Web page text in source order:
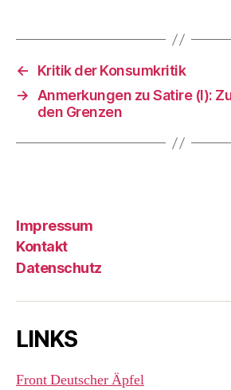
←
Kritik der Konsumkritik
→ Anmerkungen zu Satire (I):
den Grenzen
Impressum
Kontakt
Datenschutz
LINKS
Front Deutscher Äpfel